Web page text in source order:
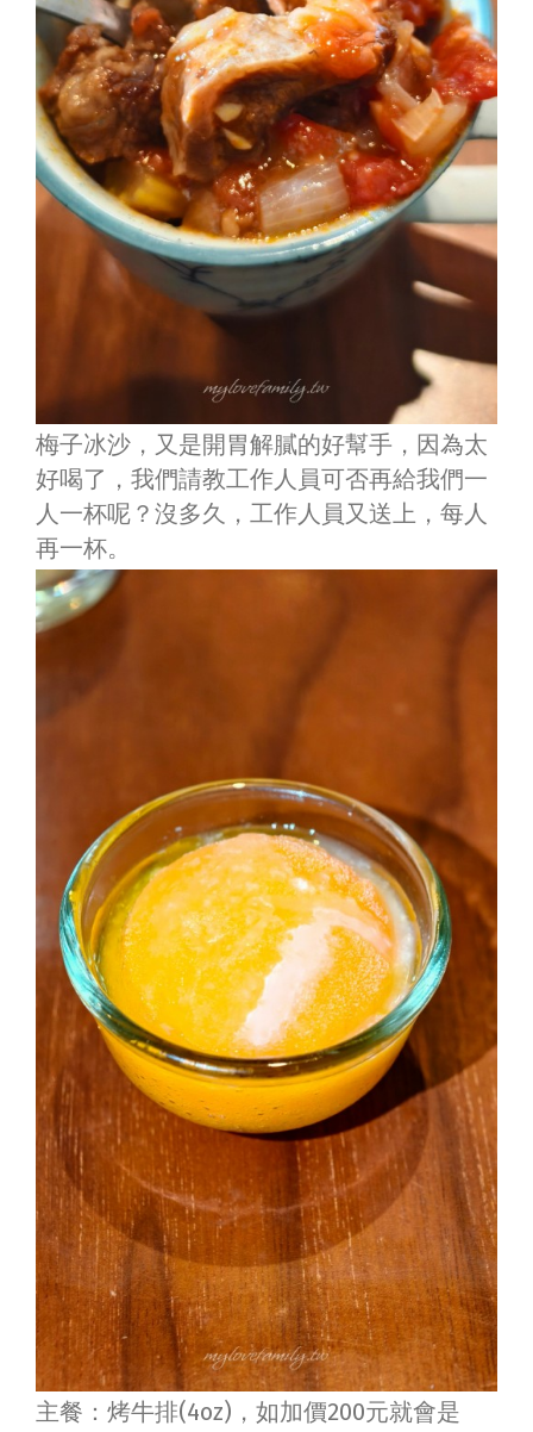
梅子冰沙，又是開胃解膩的好幫手，因為太
好喝了，我們請教工作人員可否再給我們一
人一杯呢？沒多久，工作人員又送上，每人
再一杯。
主餐：烤牛排(4oz)，如加價200元就會是